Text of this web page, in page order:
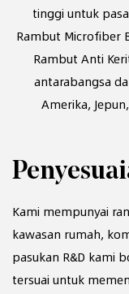
tinggi untuk
Rambut Microfiber
Rambut Anti
antarabangsa
Amerika,
Kami mempunyai
kawasan rumah,
pasukan R&D kami
tersuai untuk